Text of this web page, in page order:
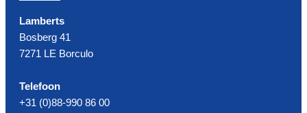
Lamberts
Bosberg 41
7271 LE Borculo
Telefoon
+31 (0)88-990 86 00